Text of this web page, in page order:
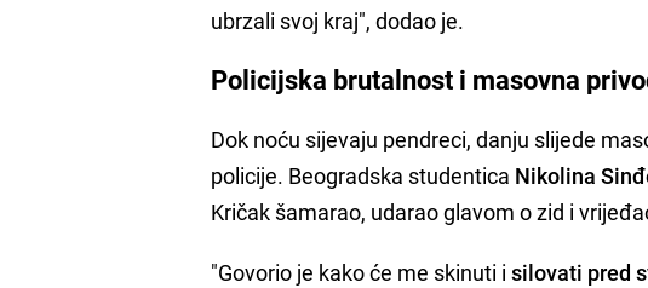
ubrzali svoj kraj", dodao je.
Policijska brutalnost i masovna
Dok noću sijevaju pendreci, danju slijede
policije. Beogradska studentica Nikolina
Kričak šamarao, udarao glavom o zid i
"Govorio je kako će me skinuti isilovati pred